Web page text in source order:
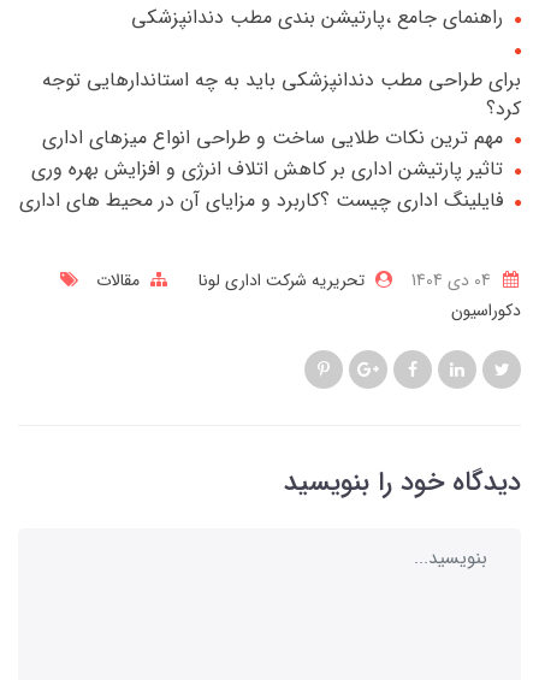
راهنمای جامع ،پارتیشن بندی مطب دندانپزشکی
برای طراحی مطب دندانپزشکی باید به چه استاندارهایی توجه
کرد؟
مهم ترین نکات طلایی ساخت و طراحی انواع میزهای اداری
تاثیر پارتیشن اداری بر کاهش اتلاف انرژی و افزایش بهره وری
فایلینگ اداری چیست ؟کاربرد و مزایای آن در محیط های اداری
تحریریه شرکت اداری لونا
مقالات
دکوراسیون
دیدگاه خود را بنویسید